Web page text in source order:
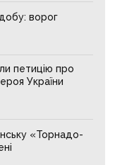
ворог
петицію про
України
«Торнадо-